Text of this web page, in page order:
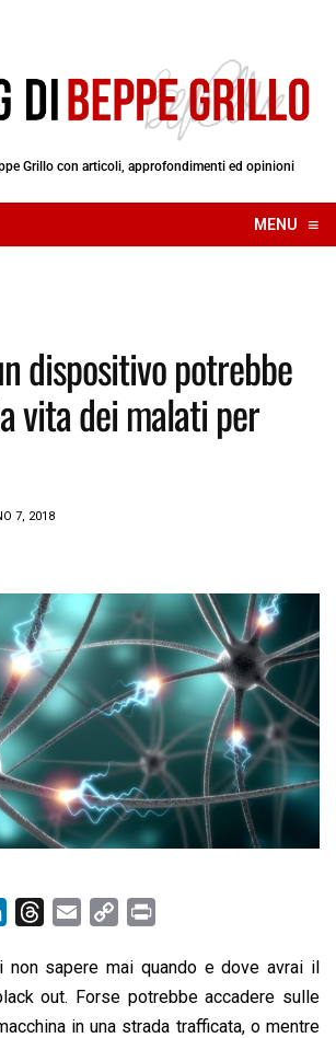
Grillo con articoli, approfondimenti ed opinioni
MENU ≡
☰
dispositivo potrebbe
vita dei malati per
7, 2018
n
k
e
r
e
a
a
i
l
p
y
L
i
n
t
non sapere mai quando e dove avrai il
out. Forse potrebbe accadere sulle
in una strada trafficata, o mentre